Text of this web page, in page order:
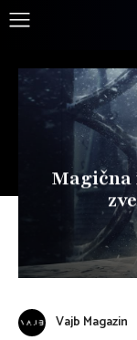
Magična
Vajb Magazin